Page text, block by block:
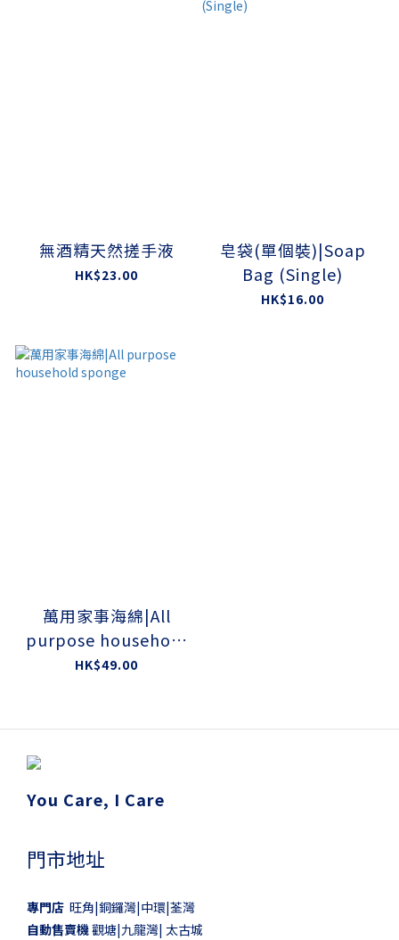
無酒精天然搓手液
HK$23.00
皂袋(單個裝)|Soap
Bag (Single)
HK$16.00
萬用家事海綿|All
purpose household
sponge
HK$49.00
You Care, I Care
門市地址
專門店 旺角|銅鑼灣|中環|荃灣
自動售賣機觀塘|九龍灣| 太古城